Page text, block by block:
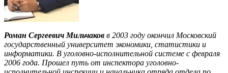
Роман Сергеевич Мильчаков в 2003 году окончил Московский
государственный университет экономики, статистики и
информатики. В уголовно-исполнительной системе с февраля
2006 года. Прошел путь от инспектора уголовно-